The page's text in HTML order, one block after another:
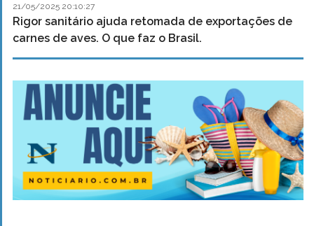
21/05/2025 20:10:27
Rigor sanitário ajuda retomada de exportações de
carnes de aves. O que faz o Brasil.